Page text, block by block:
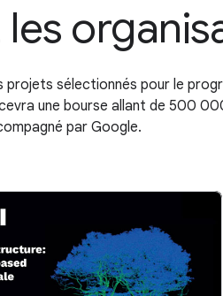
projets sélectionnés pour le
une bourse allant de 500
par Google.